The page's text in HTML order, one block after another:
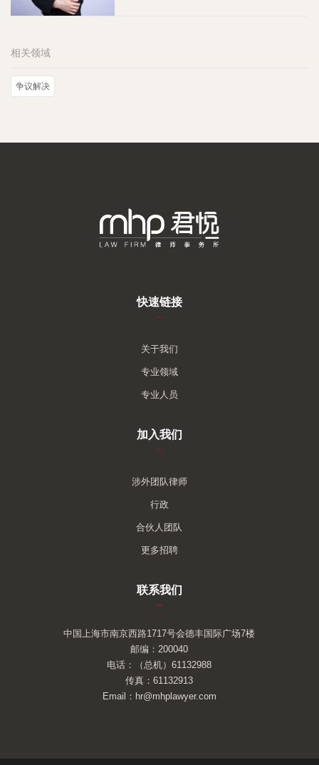
相关领域
争议解决
快速链接
–
关于我们
专业领域
专业人员
加入我们
–
涉外团队律师
行政
合伙人团队
更多招聘
联系我们
–
中国上海市南京西路1717号会德丰国际广场7楼
邮编：200040
电话：（总机）61132988
传真：61132913
Email：hr@mhplawyer.com